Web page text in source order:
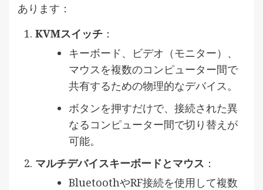
あります：
KVMスイッチ ：
キーボード、ビデオ（モニター）、
マウスを複数のコンピューター間で
共有するための物理的なデバイス。
ボタンを押すだけで、接続された異
なるコンピューター間で切り替えが
可能。
マルチデバイスキーボードとマウス ：
BluetoothやRF接続を使用して複数